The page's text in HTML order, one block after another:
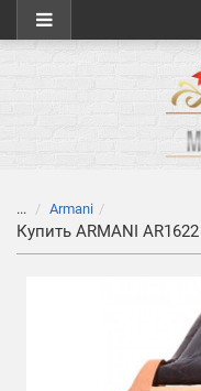
... Armani
Купить ARMANI